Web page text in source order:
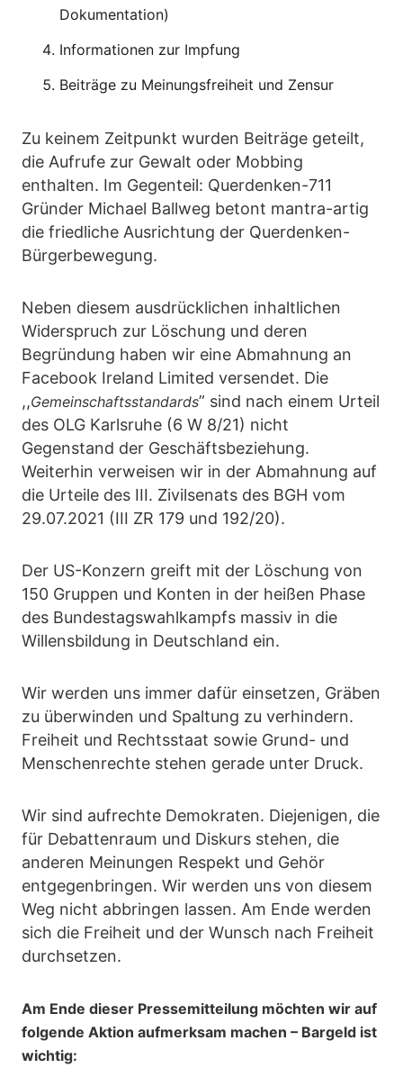
Dokumentation)
Informationen zur Impfung
Beiträge zu Meinungsfreiheit und Zensur
Zu keinem Zeitpunkt wurden Beiträge geteilt,
die Aufrufe zur Gewalt oder Mobbing
enthalten. Im Gegenteil: Querdenken-711
Gründer Michael Ballweg betont mantra-artig
die friedliche Ausrichtung der Querdenken-
Bürgerbewegung.
Neben diesem ausdrücklichen inhaltlichen
Widerspruch zur Löschung und deren
Begründung haben wir eine Abmahnung an
Facebook Ireland Limited versendet. Die
,,Gemeinschaftsstandards” sind nach einem Urteil
des OLG Karlsruhe (6 W 8/21) nicht
Gegenstand der Geschäftsbeziehung.
Weiterhin verweisen wir in der Abmahnung auf
die Urteile des III. Zivilsenats des BGH vom
29.07.2021 (III ZR 179 und 192/20).
Der US-Konzern greift mit der Löschung von
150 Gruppen und Konten in der heißen Phase
des Bundestagswahlkampfs massiv in die
Willensbildung in Deutschland ein.
Wir werden uns immer dafür einsetzen, Gräben
zu überwinden und Spaltung zu verhindern.
Freiheit und Rechtsstaat sowie Grund- und
Menschenrechte stehen gerade unter Druck.
Wir sind aufrechte Demokraten. Diejenigen, die
für Debattenraum und Diskurs stehen, die
anderen Meinungen Respekt und Gehör
entgegenbringen. Wir werden uns von diesem
Weg nicht abbringen lassen. Am Ende werden
sich die Freiheit und der Wunsch nach Freiheit
durchsetzen.
Am Ende dieser Pressemitteilung möchten wir auf
folgende Aktion aufmerksam machen – Bargeld ist
wichtig: